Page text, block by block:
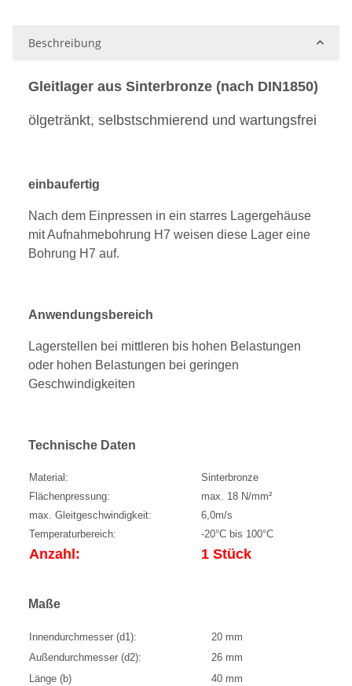
Beschreibung
Gleitlager aus Sinterbronze (nach DIN1850)
ölgetränkt, selbstschmierend und wartungsfrei
einbaufertig
Nach dem Einpressen in ein starres Lagergehäuse
mit Aufnahmebohrung H7 weisen diese Lager eine
Bohrung H7 auf.
Anwendungsbereich
Lagerstellen bei mittleren bis hohen Belastungen
oder hohen Belastungen bei geringen
Geschwindigkeiten
Technische Daten
Material:
Sinterbronze
Flächenpressung:
max. 18 N/mm²
max. Gleitgeschwindigkeit:
6,0m/s
Temperaturbereich:
-20°C bis 100°C
Anzahl: 1 Stück
Maße
Innendurchmesser (d1):
20 mm
Außendurchmesser (d2):
26 mm
Länge (b)
40 mm